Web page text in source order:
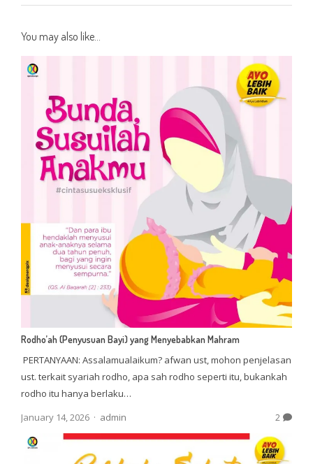
You may also like...
Rodho’ah (Penyusuan Bayi) yang Menyebabkan Mahram
PERTANYAAN: Assalamualaikum? afwan ust, mohon penjelasan
ust. terkait syariah rodho, apa sah rodho seperti itu, bukankah
rodho itu hanya berlaku…
January 14, 2026
Author
admin 2